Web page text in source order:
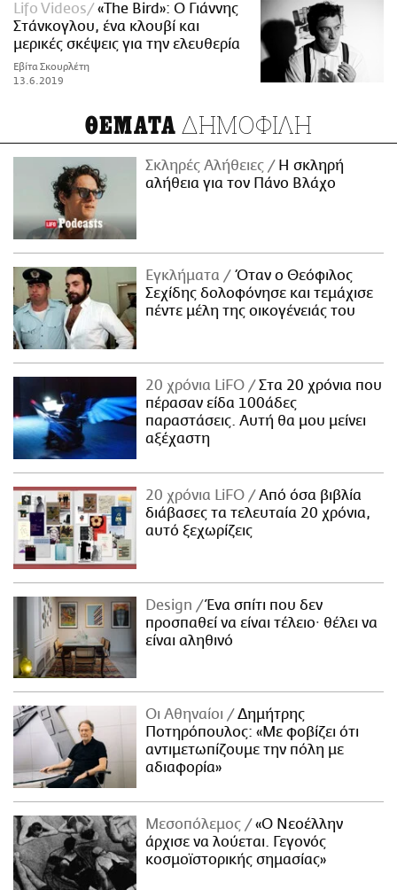
Lifo Videos
«The Bird»: Ο Γιάννης
Στάνκογλου, ένα κλουβί και
μερικές σκέψεις για την ελευθερία
Εβίτα Σκουρλέτη
13.6.2019
ΘΕΜΑΤΑ ΔΗΜΟΦΙΛΗ
Σκληρές Αλήθειες
H σκληρή
αλήθεια για τον Πάνο Βλάχο
Εγκλήματα
Όταν ο Θεόφιλος
Σεχίδης δολοφόνησε και τεμάχισε
πέντε μέλη της οικογένειάς του
20 χρόνια LiFO
Στα 20 χρόνια που
πέρασαν είδα 100άδες
παραστάσεις. Αυτή θα μου μείνει
αξέχαστη
20 χρόνια LiFO
Από όσα βιβλία
διάβασες τα τελευταία 20 χρόνια,
αυτό ξεχωρίζεις
Design
Ένα σπίτι που δεν
προσπαθεί να είναι τέλειο· θέλει να
είναι αληθινό
Οι Αθηναίοι
Δημήτρης
Ποτηρόπουλος: «Με φοβίζει ότι
αντιμετωπίζουμε την πόλη με
αδιαφορία»
Μεσοπόλεμος
«Ο Νεοέλλην
άρχισε να λούεται. Γεγονός
κοσμοϊστορικής σημασίας»